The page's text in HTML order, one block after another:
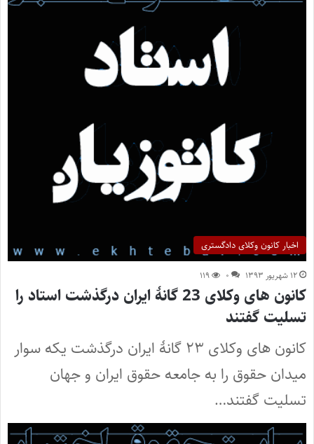
اخبار کانون وکلای دادگستری
۱۲ شهریور ۱۳۹۳ ۰ ۱۱۹
کانون های وکلای 23 گانۀ ایران درگذشت استاد را
تسلیت گفتند
کانون های وکلای ۲۳ گانۀ ایران درگذشت یکه سوار
میدان حقوق را به جامعه حقوق ایران و جهان
تسلیت گفتند…